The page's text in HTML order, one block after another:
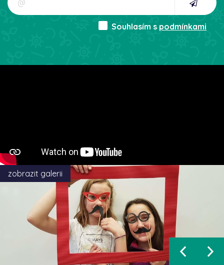
Souhlasím s podmínkami
zobrazit galerii